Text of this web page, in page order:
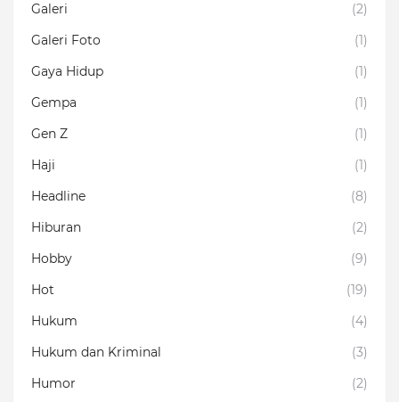
Galeri
(2)
Galeri Foto
(1)
Gaya Hidup
(1)
Gempa
(1)
Gen Z
(1)
Haji
(1)
Headline
(8)
Hiburan
(2)
Hobby
(9)
Hot
(19)
Hukum
(4)
Hukum dan Kriminal
(3)
Humor
(2)